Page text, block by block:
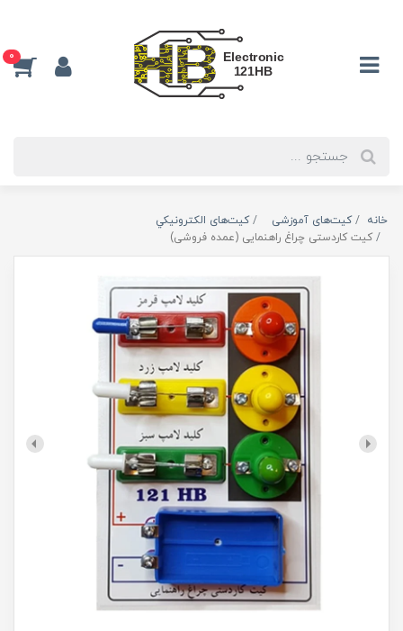
0
خانه کیت‌های آموزشی
کیت‌های الکترونیکي
کیت کاردستی چراغ راهنمایی (عمده فروشی)